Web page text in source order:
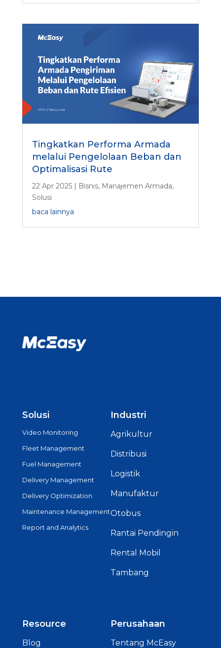
Tingkatkan Performa Armada
melalui Pengelolaan Beban dan
Optimalisasi Rute
22 Apr 2025| Bisnis, Manajemen Armada,
Solusi
baca lainnya
Solusi
Video Monitoring
Fleet Management
Fuel Management
Delivery Management
Delivery Optimization
Maintenance Management
Report and Analytics
Industri
Agrikultur
Distribusi
Logistik
Manufaktur
Otobus
Rantai Pendingin
Rental Mobil
Tambang
Resource
Blog
Perusahaan
Tentang McEasy